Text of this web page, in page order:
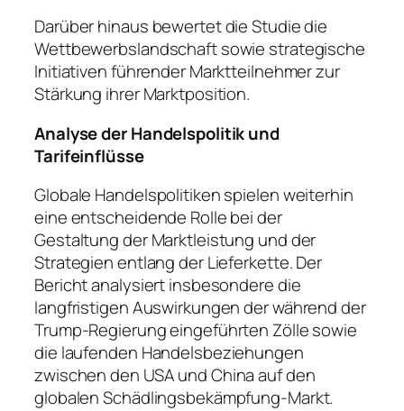
Darüber hinaus bewertet die Studie die
Wettbewerbslandschaft sowie strategische
Initiativen führender Marktteilnehmer zur
Stärkung ihrer Marktposition.
Analyse der Handelspolitik und
Tarifeinflüsse
Globale Handelspolitiken spielen weiterhin
eine entscheidende Rolle bei der
Gestaltung der Marktleistung und der
Strategien entlang der Lieferkette. Der
Bericht analysiert insbesondere die
langfristigen Auswirkungen der während der
Trump-Regierung eingeführten Zölle sowie
die laufenden Handelsbeziehungen
zwischen den USA und China auf den
globalen Schädlingsbekämpfung-Markt.